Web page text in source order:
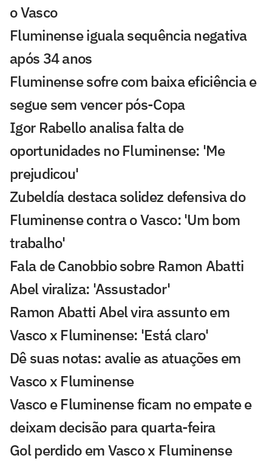
o Vasco
Fluminense iguala sequência negativa
após 34 anos
Fluminense sofre com baixa eficiência e
segue sem vencer pós-Copa
Igor Rabello analisa falta de
oportunidades no Fluminense: 'Me
prejudicou'
Zubeldía destaca solidez defensiva do
Fluminense contra o Vasco: 'Um bom
trabalho'
Fala de Canobbio sobre Ramon Abatti
Abel viraliza: 'Assustador'
Ramon Abatti Abel vira assunto em
Vasco x Fluminense: 'Está claro'
Dê suas notas: avalie as atuações em
Vasco x Fluminense
Vasco e Fluminense ficam no empate e
deixam decisão para quarta-feira
Gol perdido em Vasco x Fluminense